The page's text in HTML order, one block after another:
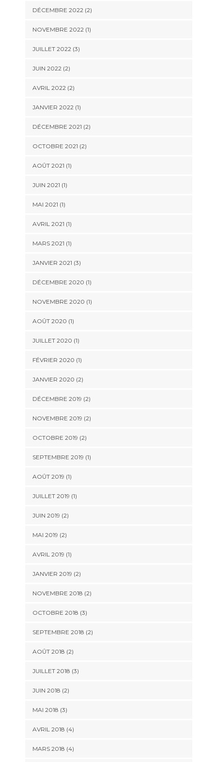
DÉCEMBRE 2022(2)
NOVEMBRE 2022(1)
JUILLET 2022(3)
JUIN 2022(2)
AVRIL 2022(2)
JANVIER 2022(1)
DÉCEMBRE 2021 (2)
OCTOBRE 2021 (2)
AOÛT 2021 (1)
JUIN 2021 (1)
MAI 2021 (1)
AVRIL 2021 (1)
MARS 2021 (1)
JANVIER 2021 (3)
DÉCEMBRE 2020 (1)
NOVEMBRE 2020 (1)
AOÛT 2020 (1)
JUILLET 2020 (1)
FÉVRIER 2020 (1)
JANVIER 2020 (2)
DÉCEMBRE 2019 (2)
NOVEMBRE 2019 (2)
OCTOBRE 2019 (2)
SEPTEMBRE 2019 (1)
AOÛT 2019 (1)
JUILLET 2019 (1)
JUIN 2019 (2)
MAI 2019 (2)
AVRIL 2019 (1)
JANVIER 2019 (2)
NOVEMBRE 2018 (2)
OCTOBRE 2018 (3)
SEPTEMBRE 2018 (2)
AOÛT 2018 (2)
JUILLET 2018 (3)
JUIN 2018 (2)
MAI 2018 (3)
AVRIL 2018 (4)
MARS 2018 (4)